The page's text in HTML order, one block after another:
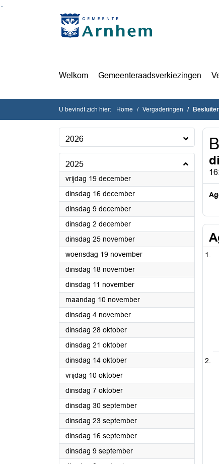
Ga naar de inhoud van deze pagina
Ga naar het zoeken
Ga naar het menu
Welkom Gemeenteraadsverkiezingen
U bevindt zich hier: Home Vergaderingen
2026
2025
vrijdag 19 december2025
dinsdag 16 december2025
dinsdag 9 december2025
dinsdag 2 december2025
dinsdag 25 november2025
woensdag 19 november2025
dinsdag 18 november2025
dinsdag 11 november2025
maandag 10 november2025
dinsdag 4 november2025
dinsdag 28 oktober2025
dinsdag 21 oktober2025
dinsdag 14 oktober2025
vrijdag 10 oktober2025
dinsdag 7 oktober2025
dinsdag 30 september2025
dinsdag 23 september2025
dinsdag 16 september2025
dinsdag 9 september2025